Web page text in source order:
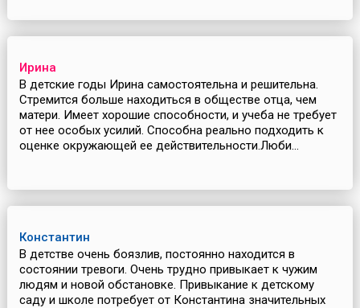
Ирина
В детские годы Ирина самостоятельна и решительна.
Стремится больше находиться в обществе отца, чем
матери. Имеет хорошие способности, и учеба не требует
от нее особых усилий. Способна реально подходить к
оценке окружающей ее действительности.Люби...
Константин
В детстве очень боязлив, постоянно находится в
состоянии тревоги. Очень трудно привыкает к чужим
людям и новой обстановке. Привыкание к детскому
саду и школе потребует от Константина значительных